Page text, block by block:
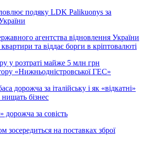
подяку LDK Palikuonys за
агентства відновлення України
та віддає борги в кріптовалюті
у розтраті майже 5 млн грн
«Нижньодністровської ГЕС»
дорожча за італійську і як «відкатні»
бізнес
за совість
на поставках зброї